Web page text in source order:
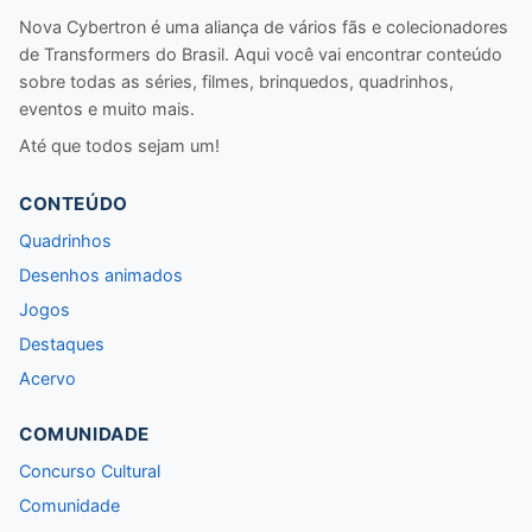
Nova Cybertron é uma aliança de vários fãs e colecionadores
de Transformers do Brasil. Aqui você vai encontrar conteúdo
sobre todas as séries, filmes, brinquedos, quadrinhos,
eventos e muito mais.
Até que todos sejam um!
CONTEÚDO
Quadrinhos
Desenhos animados
Jogos
Destaques
Acervo
COMUNIDADE
Concurso Cultural
Comunidade